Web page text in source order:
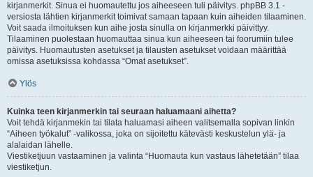
kirjanmerkit. Sinua ei huomautettu jos aiheeseen tuli päivitys. phpBB 3.1 -
versiosta lähtien kirjanmerkit toimivat samaan tapaan kuin aiheiden tilaaminen.
Voit saada ilmoituksen kun aihe josta sinulla on kirjanmerkki päivittyy.
Tilaaminen puolestaan huomauttaa sinua kun aiheeseen tai foorumiin tulee
päivitys. Huomautusten asetukset ja tilausten asetukset voidaan määrittää
omissa asetuksissa kohdassa “Omat asetukset”.
Ylös
Kuinka teen kirjanmerkin tai seuraan haluamaani aihetta?
Voit tehdä kirjanmekin tai tilata haluamasi aiheen valitsemalla sopivan linkin
“Aiheen työkalut” -valikossa, joka on sijoitettu kätevästi keskustelun ylä- ja
alalaidan lähelle.
Viestiketjuun vastaaminen ja valinta “Huomauta kun vastaus lähetetään” tilaa
viestiketjun.